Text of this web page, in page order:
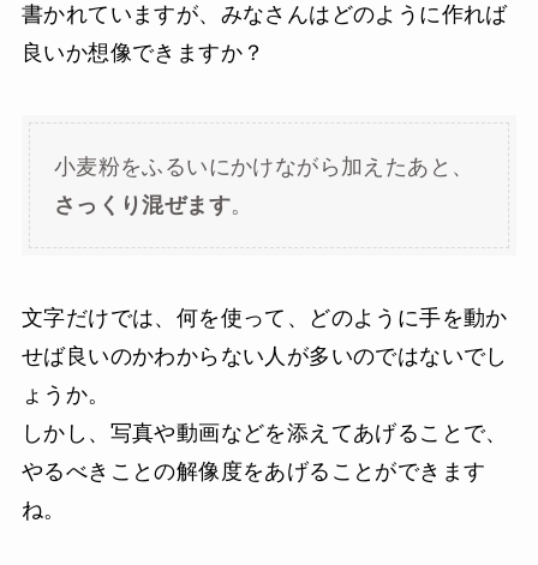
書かれていますが、みなさんはどのように作れば
良いか想像できますか？
小麦粉をふるいにかけながら加えたあと、
さっくり混ぜます。
文字だけでは、何を使って、どのように手を動か
せば良いのかわからない人が多いのではないでし
ょうか。
しかし、写真や動画などを添えてあげることで、
やるべきことの解像度をあげることができます
ね。